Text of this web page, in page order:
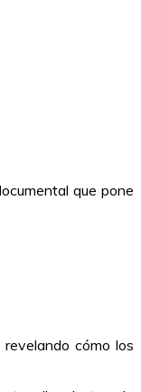
que pone
cómo los